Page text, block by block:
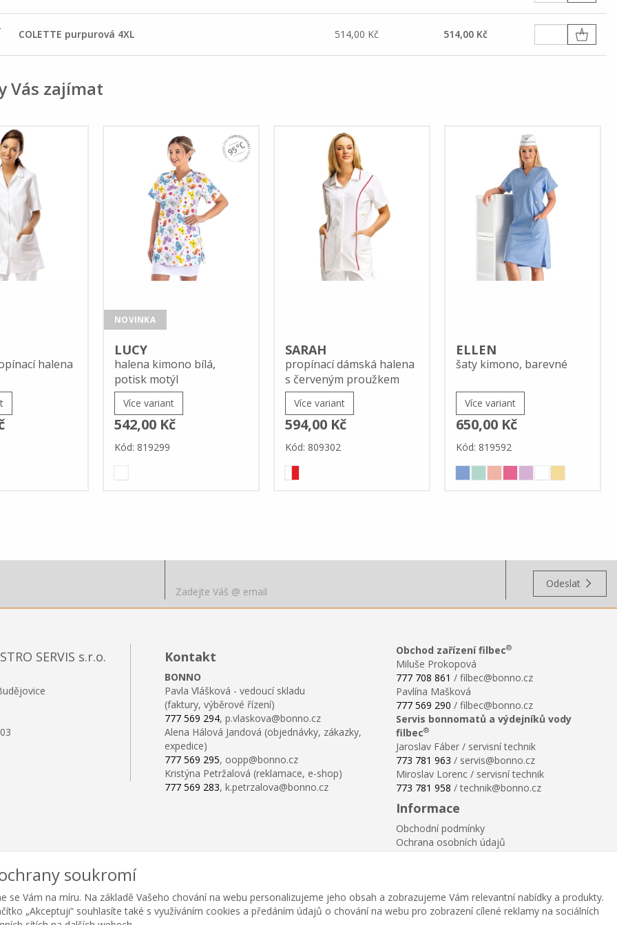
COLETTE purpurová 4XL 514,00 Kč 514,00 Kč
Vás zajímat
halena
NOVINKA
LUCY
halena kimono bílá,
potisk motýl
Více variant
542,00 Kč
Kód: 819299
SARAH
propínací dámská halena
s červeným proužkem
Více variant
594,00 Kč
Kód: 809302
ELLEN
šaty kimono, barevné
Více variant
650,00 Kč
Kód: 819592
Odeslat
SERVIS s.r.o. Kontakt
BONNO
Pavla Vlášková - vedoucí skladu
(faktury, výběrové řízení)
777 569 294, p.vlaskova@bonno.cz
Alena Hálová Jandová (objednávky, zákazky,
expedice)
777 569 295, oopp@bonno.cz
Kristýna Petržalová (reklamace, e-shop)
777 569 283, k.petrzalova@bonno.cz
Obchod zařízení filbec®
Miluše Prokopová
777 708 861 / filbec@bonno.cz
Pavlína Mašková
777 569 290 / filbec@bonno.cz
Servis bonnomatů a výdejníků vody
filbec®
Jaroslav Fáber / servisní technik
773 781 963 / servis@bonno.cz
Miroslav Lorenc / servisní technik
773 781 958 / technik@bonno.cz
Informace
Obchodní podmínky
Ochrana osobních údajů
Velikostní tabulka
Nastavení soukromí
soukromí
se Vám na míru. Na základě Vašeho chování na webu personalizujeme jeho obsah a zobrazujeme Vám relevantní nabídky a produkty.
„Akceptuji“ souhlasíte také s využíváním cookies a předáním údajů o chování na webu pro zobrazení cílené reklamy na sociálních